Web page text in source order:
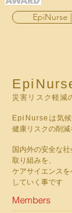
EpiNurse
災害リスク軽減
EpiNurseは気
健康リスクの削減
国内外の安全な
取り組みを、
ケアサイエンス
していく事です
Members